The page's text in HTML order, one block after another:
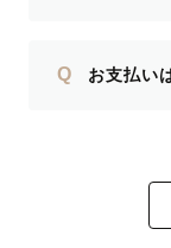
Q お支払い